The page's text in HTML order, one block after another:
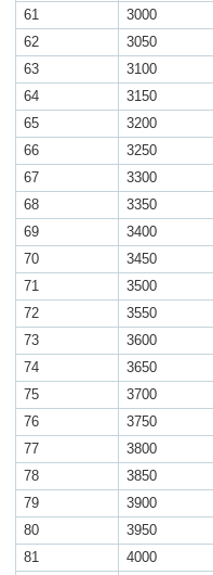
61
3000
62
3050
63
3100
64
3150
65
3200
66
3250
67
3300
68
3350
69
3400
70
3450
71
3500
72
3550
73
3600
74
3650
75
3700
76
3750
77
3800
78
3850
79
3900
80
3950
81
4000